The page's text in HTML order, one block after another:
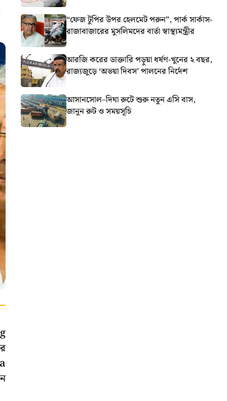
“ফেজ টুপির উপর হেলমেট পরুন”, পার্ক সার্কাস-
রাজাবাজারের মুসলিমদের বার্তা স্বাস্থ্যমন্ত্রীর
আরজি করের ডাক্তারি পড়ুয়া ধর্ষণ-খুনের ২ বছর,
রাজ্যজুড়ে ‘অভয়া দিবস’ পালনের নির্দেশ
আসানসোল–দিঘা রুটে শুরু নতুন এসি বাস,
জানুন রুট ও সময়সূচি